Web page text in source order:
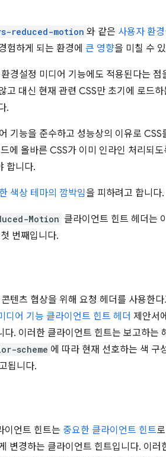
reduced-motion 와 같은 사용자 환
험하게 되는 환경에 큰 영향을 미칠 수
경설정 미디어 기능에도 적용된다는 점
대신 현재 관련 CSS만 초기에 로드하
.
기능을 준수하고 성능상의 이유로 CSS
에 올바른 CSS가 이미 인라인 처리되
합니다.
색상 테마의 깜박임을 피하려고 합니다.
Motion 클라이언트 힌트 헤더는
번째입니다.
텐츠 협상을 위해 요청 헤더를 사용한
디어 기능 클라이언트 힌트 헤더 제안서
. 이러한 클라이언트 힌트는 보고하는
scheme 에 따라 현재 선호하는 색 구
됩니다.
이언트 힌트는 중요한 클라이언트 힌트
변경하는 클라이언트 힌트입니다. 이러